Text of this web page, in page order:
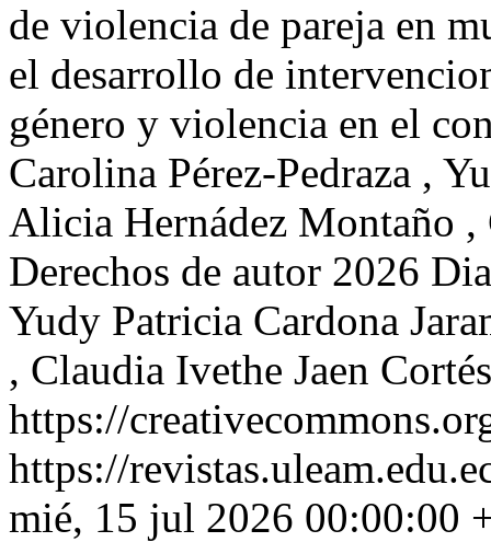
de violencia de pareja en
el desarrollo de
género y violencia en el
Carolina Pérez-Pedraza ,
Alicia Hernádez Montaño ,
Derechos de autor 2026
Yudy Patricia Cardona
, Claudia Ivethe Jaen Cortés
https://
https://
mié, 15 jul 2026 00:00:00